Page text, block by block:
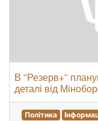
В "Резерв+"
деталі від
Політика